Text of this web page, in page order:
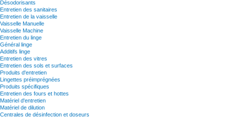
Désodorisants
Entretien des sanitaires
Entretien de la vaisselle
Vaisselle Manuelle
Vaisselle Machine
Entretien du linge
Général linge
Additifs linge
Entretien des vitres
Entretien des sols et surfaces
Produits d'entretien
Lingettes préimprégnées
Produits spécifiques
Entretien des fours et hottes
Matériel d'entretien
Matériel de dilution
Centrales de désinfection et doseurs